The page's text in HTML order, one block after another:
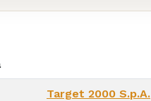
Target 2000 S.p.A.